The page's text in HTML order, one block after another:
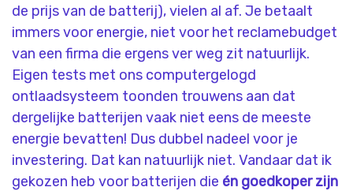
de prijs van de batterij), vielen al af. Je betaalt
immers voor energie, niet voor het reclamebudget
van een firma die ergens ver weg zit natuurlijk.
Eigen tests met ons computergelogd
ontlaadsysteem toonden trouwens aan dat
dergelijke batterijen vaak niet eens de meeste
energie bevatten! Dus dubbel nadeel voor je
investering. Dat kan natuurlijk niet. Vandaar dat ik
gekozen heb voor batterijen die én goedkoper zijn